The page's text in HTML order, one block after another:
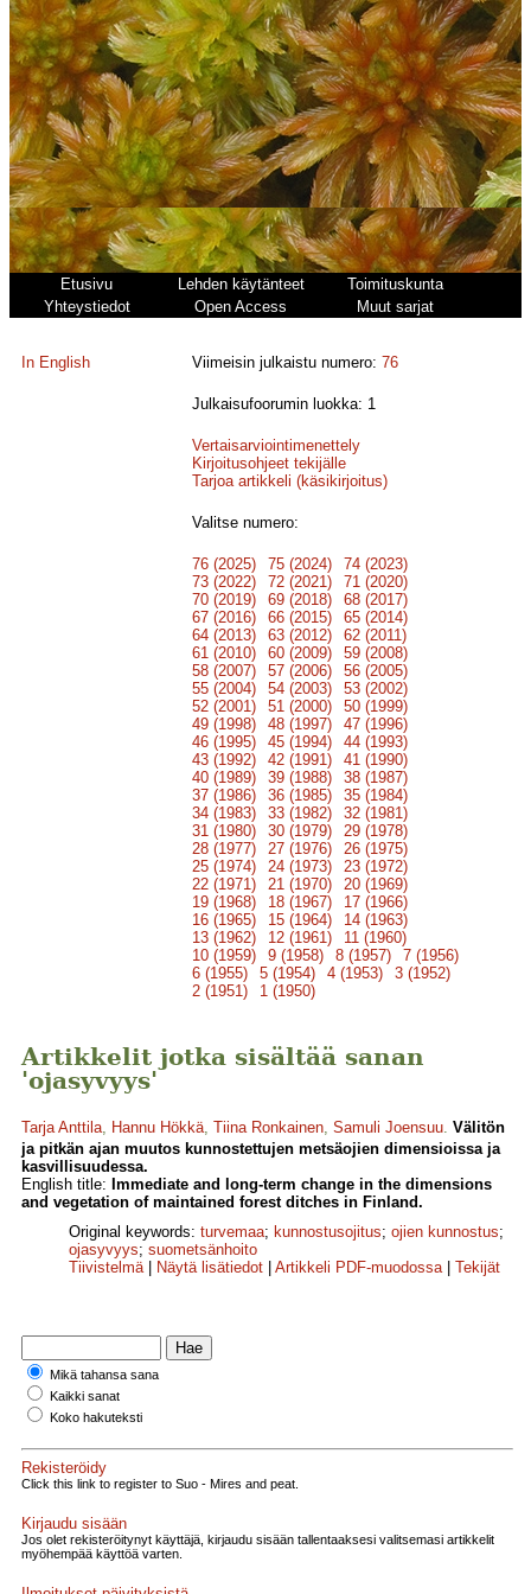
Etusivu Lehden käytänteet
Toimituskunta
Yhteystiedot
Open Access Muut sarjat
In English Viimeisin julkaistu numero:76
Julkaisufoorumin luokka: 1
Vertaisarviointimenettely
Kirjoitusohjeet tekijälle
Tarjoa artikkeli (käsikirjoitus)
Valitse numero:
76 (2025) 75 (2024)
74 (2023)
73 (2022)
72 (2021)
71 (2020)
70 (2019)
69 (2018)
68 (2017)
67 (2016)
66 (2015)
65 (2014)
64 (2013)
63 (2012)
62 (2011)
61 (2010)
60 (2009)
59 (2008)
58 (2007)
57 (2006)
56 (2005)
55 (2004)
54 (2003)
53 (2002)
52 (2001)
51 (2000)
50 (1999)
49 (1998)
48 (1997)
47 (1996)
46 (1995)
45 (1994)
44 (1993)
43 (1992)
42 (1991)
41 (1990)
40 (1989)
39 (1988)
38 (1987)
37 (1986)
36 (1985)
35 (1984)
34 (1983)
33 (1982)
32 (1981)
31 (1980)
30 (1979)
29 (1978)
28 (1977)
27 (1976)
26 (1975)
25 (1974)
24 (1973)
23 (1972)
22 (1971)
21 (1970)
20 (1969)
19 (1968)
18 (1967)
17 (1966)
16 (1965)
15 (1964)
14 (1963)
13 (1962)
12 (1961)
11 (1960)
10 (1959)
9 (1958) 8 (1957)
7 (1956)
6 (1955)
5 (1954) 4 (1953)
3 (1952)
2 (1951)
1 (1950)
Artikkelit jotka sisältää sanan
'ojasyvyys'
Tarja Anttila, Hannu Hökkä, Tiina Ronkainen, Samuli Joensuu. Välitön
ja pitkän ajan muutos kunnostettujen metsäojien dimensioissa ja
kasvillisuudessa.
English title: Immediate and long-term change in the dimensions
and vegetation of maintained forest ditches in Finland.
Original keywords: turvemaa; kunnostusojitus; ojien kunnostus;
ojasyvyys; suometsänhoito
Tiivistelmä| Näytä lisätiedot Artikkeli PDF-muodossa| Tekijät
Mikä tahansa sana
Kaikki sanat
Koko hakuteksti
Rekisteröidy
Click this link to register to Suo - Mires and peat.
Kirjaudu sisään
Jos olet rekisteröitynyt käyttäjä, kirjaudu sisään tallentaaksesi valitsemasi artikkelit
myöhempää käyttöä varten.